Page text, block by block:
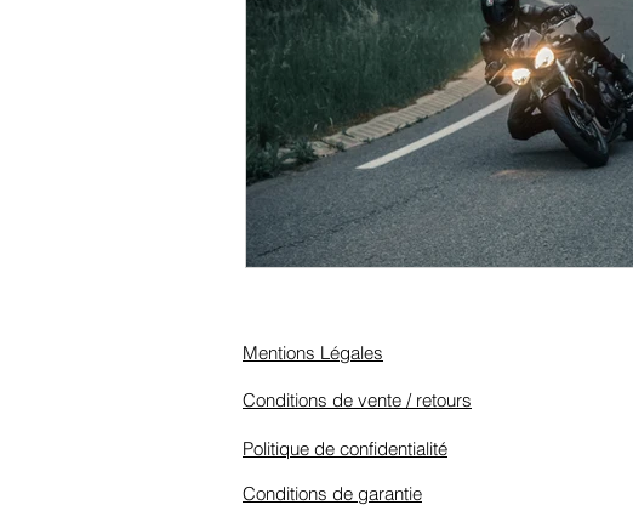
Mentions Légales
Conditions de vente / retours
Politique de confidentialité
Conditions de garantie